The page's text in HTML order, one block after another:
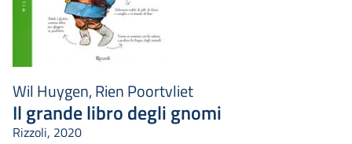
Wil Huygen, Rien Poortvliet
Il grande libro degli gnomi
Rizzoli, 2020